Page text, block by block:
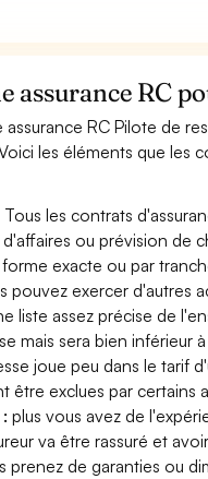
assurance RC
RC Pilote de
les éléments que les
Tous les contrats
ou prévision de
exacte ou par
pouvez exercer d'autres
liste assez précise de
mais sera bien inférieur
joue peu dans le tarif
être exclues par certains
:plus vous avez de
va être rassuré et
prenez de garanties ou